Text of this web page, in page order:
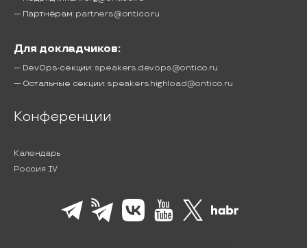
— Партнёрам: partners@ontico.ru
Для докладчиков:
— DevOps-секции: speakers.devops@ontico.ru
— Остальные секции: speakers.highload@ontico.ru
Конференции
Календарь
Россия IV